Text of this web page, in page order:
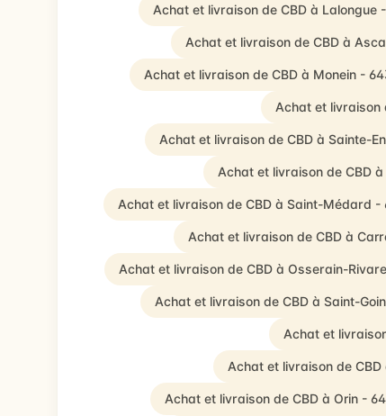
Achat et livraison de CBD à Lalongue
Achat et livraison de CBD à
Achat et livraison de CBD à Monein -
Achat et livraison
Achat et livraison de CBD à Sainte-
Achat et livraison de CBD
Achat et livraison de CBD à Saint-Médard -
Achat et livraison de CBD à
Achat et livraison de CBD à Osserain-
Achat et livraison de CBD à Saint-
Achat et
Achat et livraison de
Achat et livraison de CBD à Orin -